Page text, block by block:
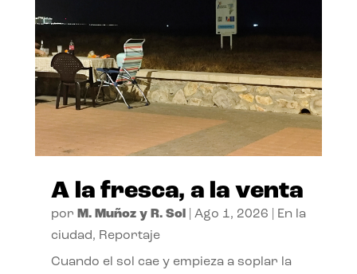
A la fresca, a la venta
por M. Muñoz y R. Sol| Ago 1, 2026
En la
ciudad, Reportaje
Cuando el sol cae y empieza a soplar la